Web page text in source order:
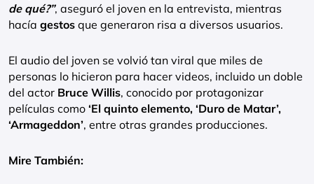
de qué?”, aseguró el joven en la entrevista, mientras
hacía gestos que generaron risa a diversos usuarios.
El audio del joven se volvió tan viral que miles de
personas lo hicieron para hacer videos, incluido un doble
del actor Bruce Willis, conocido por protagonizar
películas como ‘El quinto elemento, ‘Duro de Matar’,
‘Armageddon’, entre otras grandes producciones.
Mire También: